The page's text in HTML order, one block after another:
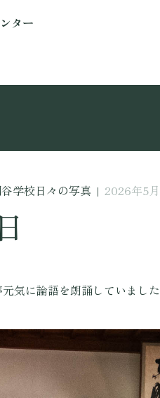
学校日々の写真 | 2026年5
気に論語を朗誦していました